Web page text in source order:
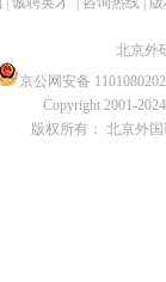
北京外
京公网安备
Copyright 2001-
版权所有： 北京外